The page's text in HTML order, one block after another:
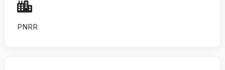
PNRR